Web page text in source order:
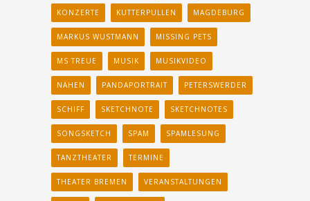
KONZERTE KUTTERPULLEN MAGDEBURG
MARKUS WUSTMANN MISSING PETS
MS TREUE MUSIK MUSIKVIDEO
NÄHEN PANDAPORTRAIT PETERSWERDER
SCHIFF SKETCHNOTE SKETCHNOTES
SONGSKETCH SPAM SPAMLESUNG
TANZTHEATER TERMINE
THEATER BREMEN VERANSTALTUNGEN